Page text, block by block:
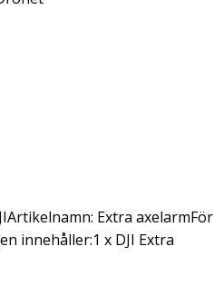
Extra axelarmFör
innehåller:1 x DJI Extra